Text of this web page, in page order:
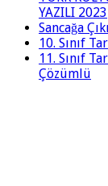
YAZILI 2023
Sancağa
10. Sınıf
11. Sınıf
Çözümlü